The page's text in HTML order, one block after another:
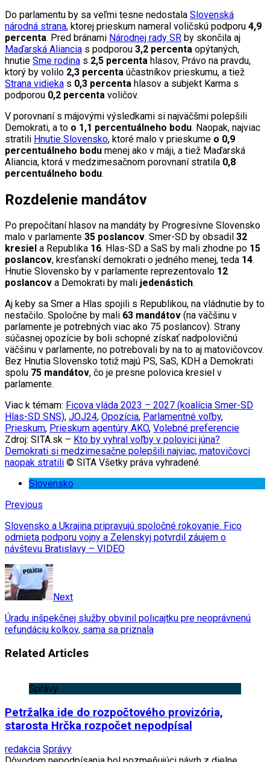
Do parlamentu by sa veľmi tesne nedostala Slovenská
národná strana, ktorej prieskum nameral voličskú podporu 4,9
percenta. Pred bránami Národnej rady SR by skončila aj
Maďarská Aliancia s podporou 3,2 percenta opýtaných,
hnutie Sme rodina s 2,5 percenta hlasov, Právo na pravdu,
ktorý by volilo 2,3 percenta účastníkov prieskumu, a tiež
Strana vidieka s 0,3 percenta hlasov a subjekt Karma s
podporou 0,2 percenta voličov.
V porovnaní s májovými výsledkami si najväčšmi polepšili
Demokrati, a to o 1,1 percentuálneho bodu. Naopak, najviac
stratili Hnutie Slovensko, ktoré malo v prieskume o 0,9
percentuálneho bodu menej ako v máji, a tiež Maďarská
Aliancia, ktorá v medzimesačnom porovnaní stratila 0,8
percentuálneho bodu.
Rozdelenie mandátov
Po prepočítaní hlasov na mandáty by Progresívne Slovensko
malo v parlamente 35 poslancov. Smer-SD by obsadil 32
kresiel a Republika 16. Hlas-SD a SaS by mali zhodne po 15
poslancov, kresťanskí demokrati o jedného menej, teda 14.
Hnutie Slovensko by v parlamente reprezentovalo 12
poslancov a Demokrati by mali jedenástich.
Aj keby sa Smer a Hlas spojili s Republikou, na vládnutie by to
nestačilo. Spoločne by mali 63 mandátov (na väčšinu v
parlamente je potrebných viac ako 75 poslancov). Strany
súčasnej opozície by boli schopné získať nadpolovičnú
väčšinu v parlamente, no potrebovali by na to aj matovičovcov.
Bez Hnutia Slovensko totiž majú PS, SaS, KDH a Demokrati
spolu 75 mandátov, čo je presne polovica kresiel v
parlamente.
Viac k témam: Ficova vláda 2023 – 2027 (koalícia Smer-SD
Hlas-SD SNS), JOJ24, Opozícia, Parlamentné voľby,
Prieskum, Prieskum agentúry AKO, Volebné preferencie
Zdroj: SITA.sk – Kto by vyhral voľby v polovici júna?
Demokrati si medzimesačne polepšili najviac, matovičovci
naopak stratili © SITA Všetky práva vyhradené.
Slovensko
Previous
Slovensko a Ukrajina pripravujú spoločné rokovanie. Fico
odmieta podporu vojny a Zelenskyj potvrdil záujem o
návštevu Bratislavy – VIDEO
Next
Úradu inšpekčnej služby obvinil policajtku pre neoprávnenú
refundáciu kolkov, sama sa priznala
Related Articles
Správy
Petržalka ide do rozpočtového provizória,
starosta Hrčka rozpočet nepodpísal
redakcia Správy